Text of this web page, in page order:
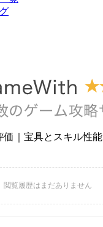
価｜宝具とスキル性能